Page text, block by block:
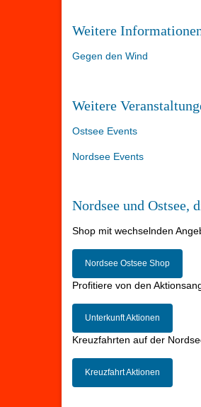
Weitere
Gegen den Wind
Weitere
Ostsee Events
Nordsee Events
Nordsee und Ostsee,
Shop mit wechselnden
Nordsee Ostsee Shop
Profitiere von den
Unterkunft Aktionen
Kreuzfahrten auf der
Kreuzfahrt Aktionen